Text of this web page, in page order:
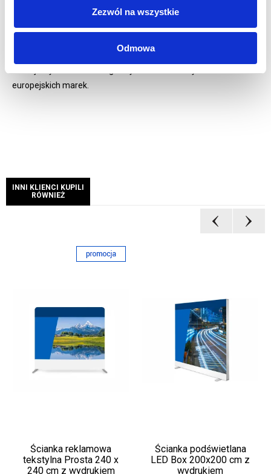
Zezwól na wszystkie
Odmowa
Wszystkie nasze wydruki są wysokiej jakości,
europejskich marek.
INNI KLIENCI KUPILI
RÓWNIEŻ
Ścianka reklamowa
tekstylna Prosta 240 x
240 cm z wydrukiem
Ścianka podświetlana
LED Box 200x200 cm z
wydrukiem